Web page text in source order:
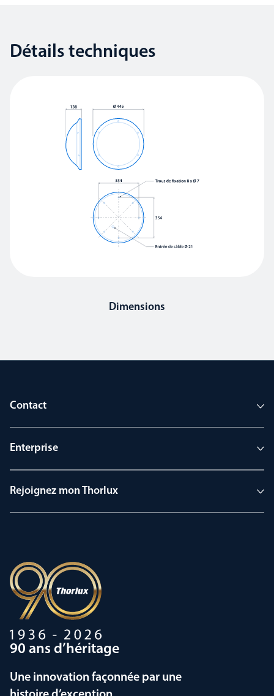
Détails techniques
Dimensions
Contact
Enterprise
Rejoignez mon Thorlux
90 ans d’héritage
Une innovation façonnée par une